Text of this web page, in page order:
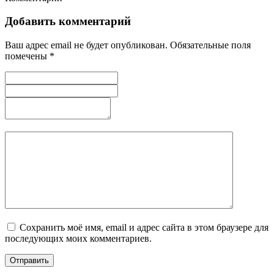
Добавить комментарий
Ваш адрес email не будет опубликован. Обязательные поля
помечены *
Сохранить моё имя, email и адрес сайта в этом браузере для
последующих моих комментариев.